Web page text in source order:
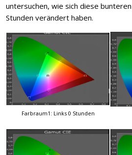
untersuchen, wie sich diese
Stunden verändert haben.
Farbraum1: Links 0 Stunden